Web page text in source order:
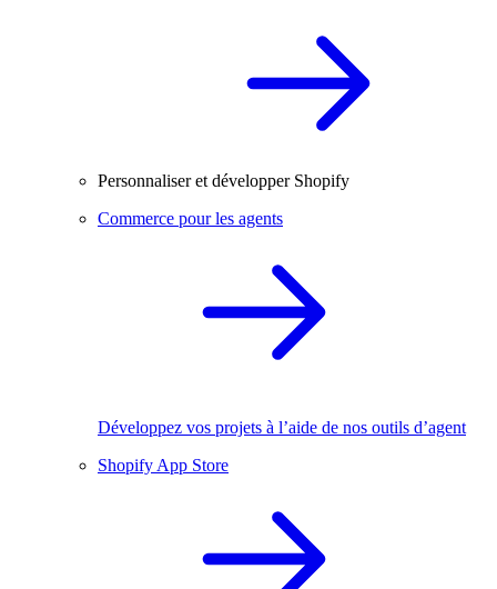
Personnaliser et développer Shopify
Commerce pour les agents
Développez vos projets à l’aide de nos outils d’agent
Shopify App Store